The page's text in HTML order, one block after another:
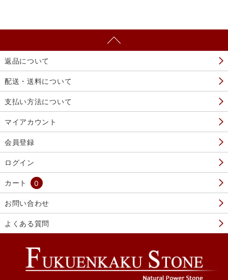
返品について
配送・送料について
支払い方法について
マイアカウント
会員登録
ログイン
カート 0
お問い合わせ
よくある質問